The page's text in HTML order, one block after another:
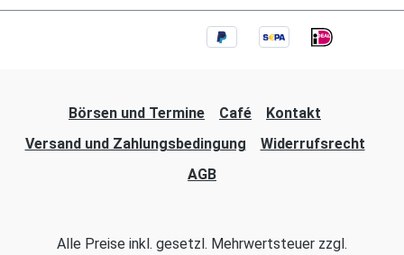
Börsen und Termine Café
Kontakt
Versand und Zahlungsbedingung
Widerrufsrecht
AGB
Alle Preise inkl. gesetzl. Mehrwertsteuer zzgl.